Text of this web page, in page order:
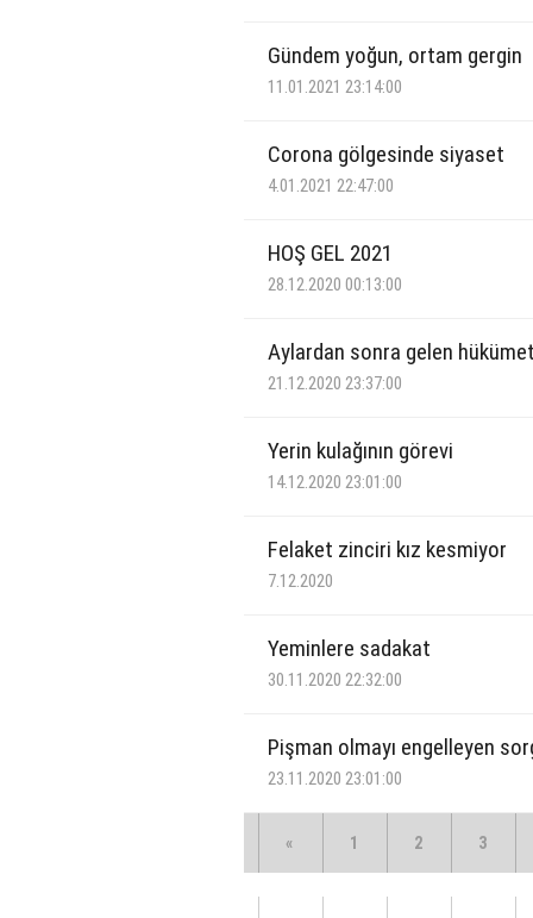
Gündem yoğun, ortam gergin
11.01.2021 23:14:00
Corona gölgesinde siyaset
4.01.2021 22:47:00
HOŞ GEL 2021
28.12.2020 00:13:00
Aylardan sonra gelen
21.12.2020 23:37:00
Yerin kulağının görevi
14.12.2020 23:01:00
Felaket zinciri kız kesmiyor
7.12.2020
Yeminlere sadakat
30.11.2020 22:32:00
Pişman olmayı engelleyen
23.11.2020 23:01:00
« 1 2 3